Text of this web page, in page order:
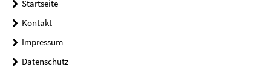
Startseite
Kontakt
Impressum
Datenschutz